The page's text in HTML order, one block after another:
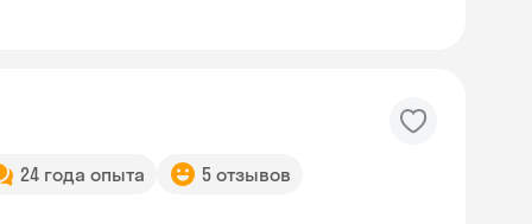
24 года опыта 5 отзывов